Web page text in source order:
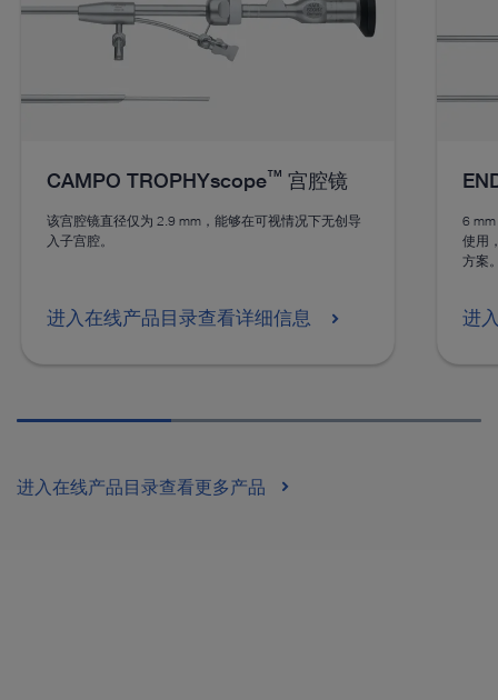
CAMPO TROPHYscope™ 宫腔镜
该宫腔镜直径仅为 2.9 mm，能够在可视情况下无创导
入子宫腔。
进入在线产品目录查看详细信息
6 mm
使用
方案
进
进入在线产品目录查看更多产品